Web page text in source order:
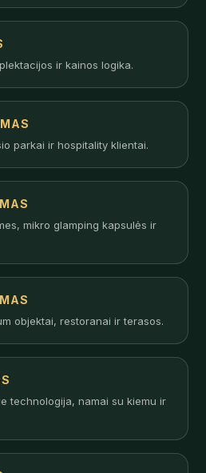
ir kainos logika.
parkai ir hospitality klientai.
mikro glamping kapsulės ir
objektai, restoranai ir terasos.
technologija, namai su kiemu ir